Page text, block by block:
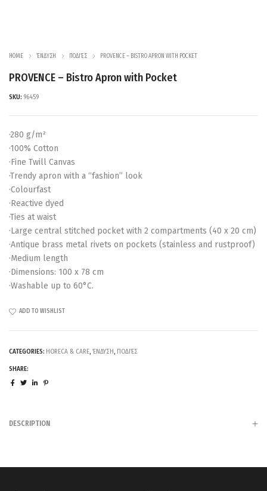
HOME ΈΝΔΥΣΗ ΠΟΔΙΈΣ PROVENCE – BISTRO APRON WITH POCKET
PROVENCE – Bistro Apron with Pocket
SKU: 96459
·280 g/m²
·100% Cotton
·Fine Twill Canvas
·Trendy apron with a “fashion” look
·Colourfast
·Reactive dyed
·Ties at waist
·Large central stitched pocket with 2 compartments (40 x 20 cm)
·Antique brass metal rivets on pockets (stainless and rustproof)
·Medium length
·Dimensions: 100 x 78 cm
·Washable up to 60°C.
ADD TO WISHLIST
CATEGORIES: HORECA & CARE ΈΝΔΥΣΗ ΠΟΔΙΈΣ
SHARE:
DESCRIPTION